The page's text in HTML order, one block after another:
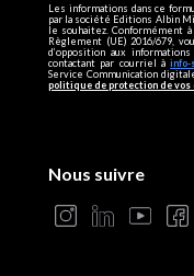
Les informations dans ce
par la société Editions Albin
le souhaitez. Conformément
Règlement (UE) 2016/679,
d’opposition aux
contactant par courriel àinfo-
Service Communication
politique de protection de vos
Nous suivre